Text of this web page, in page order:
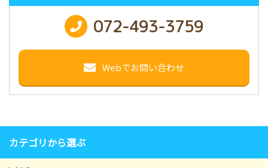
072-493-3759
Webでお問い合わせ
カテゴリから選ぶ